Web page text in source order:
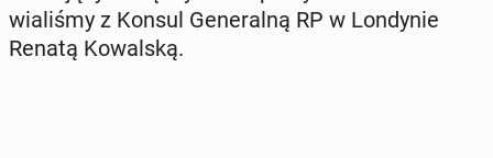
wia­li­śmy z Konsul Ge­ne­ral­ną RP w Lon­dy­nie
Renatą Ko­wal­ską.